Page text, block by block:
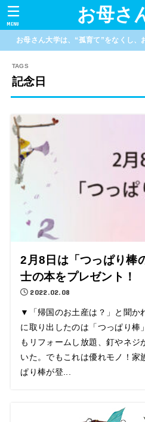
お母さ
MENU
お母さん大学は、“孤育て”をなくし
記念日
2月8日は「つっぱり棒
士の本をプレゼント！
2022.02.08
▼「帰国のお土産は？」と聞か
に取り出したのは「つっぱり棒
もリフォームし放題、釘やネジ
いた。でもこれは優れモノ！
ぱり棒が登...